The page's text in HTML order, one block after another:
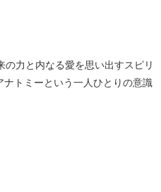
力と内なる愛を思い出すスピリ
トミーという一人ひとりの意識